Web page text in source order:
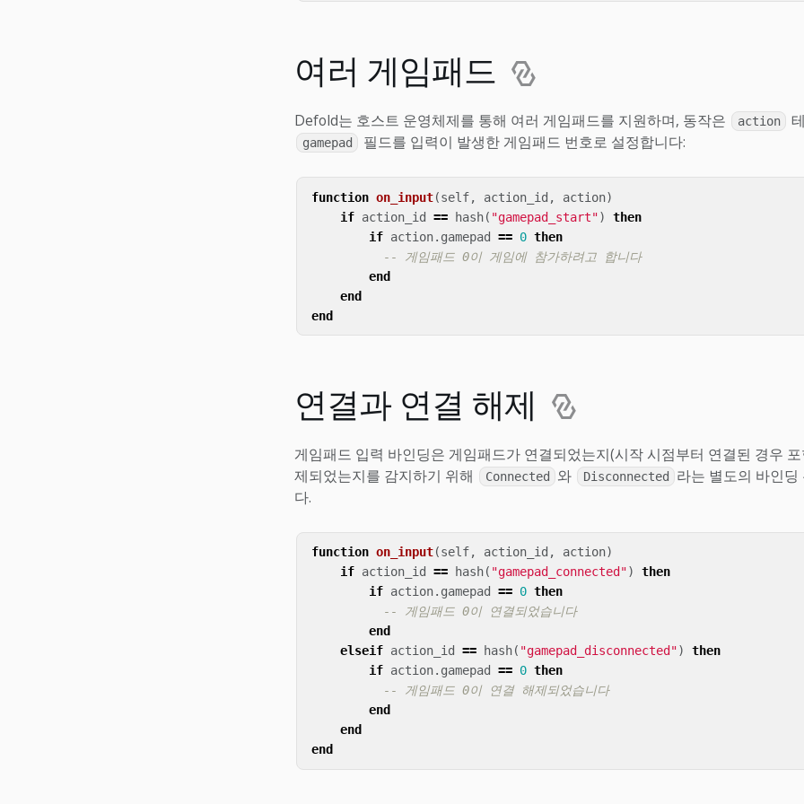
여러 게임패드
Defold는 호스트 운영체제를 통해 여러 게임패드를 지원하며, 동작은 action
gamepad 필드를 입력이 발생한 게임패드 번호로 설정합니다:
function on_input(self, action_id , action)
if action_id == hash( "gamepad_start")
then
if action. gamepad == 0 then
-- 게임패드 0이 게임에 참가하려고 합니다
end
end
end
연결과 연결 해제
게임패드 입력 바인딩은 게임패드가 연결되었는지(시작 시점부터 연결된 경우
제되었는지를 감지하기 위해
Connected 와 Disconnected
라는 별도의 바인
다.
function on_input(self, action_id , action)
if action_id == hash( "gamepad_connected")
then
if action. gamepad == 0 then
-- 게임패드 0이 연결되었습니다
end
elseif action_id == hash( "gamepad_disconnected")
then
if action. gamepad == 0 then
-- 게임패드 0이 연결 해제되었습니다
end
end
end